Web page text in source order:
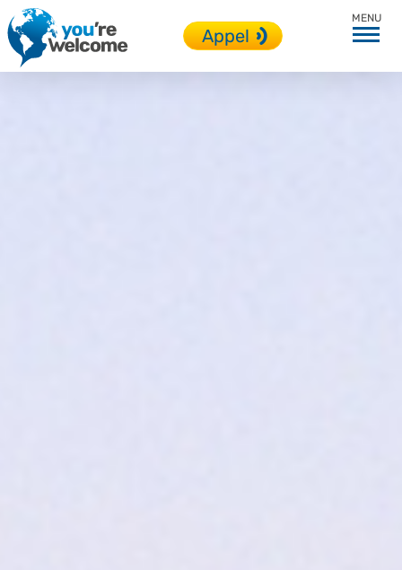
Appel
Toutes nos destinations